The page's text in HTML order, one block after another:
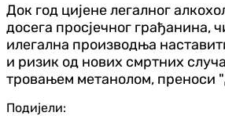
Док год цијене легалног
досега просјечног грађанина,
илегална производња
и ризик од нових смртних
тровањем метанолом, преноси "
Подијели: